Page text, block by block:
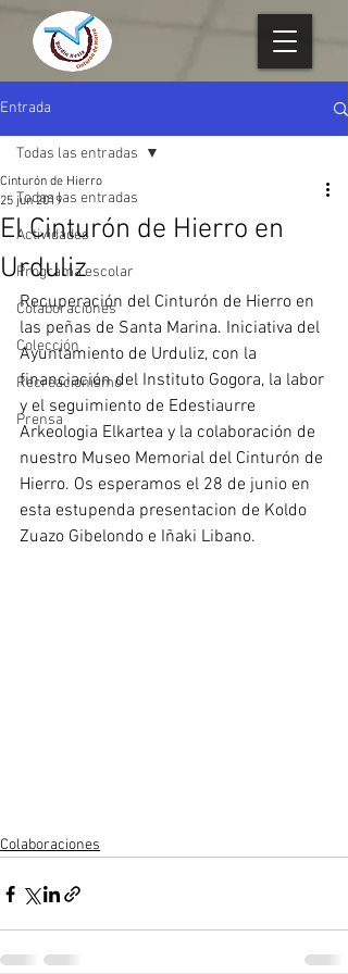
Entrada
Todas las entradas
Actividades
Programa escolar
Colaboraciones
Colección
Recreacionismo
Prensa
Todas las entradas
El Cinturón de Hierro en
Urduliz
Cinturón de Hierro
25 jun 2019
Recuperación del Cinturón de Hierro en
las peñas de Santa Marina. Iniciativa del
Ayuntamiento de Urduliz, con la
financiación del Instituto Gogora, la labor
y el seguimiento de Edestiaurre
Arkeologia Elkartea y la colaboración de
nuestro Museo Memorial del Cinturón de
Hierro. Os esperamos el 28 de junio en
esta estupenda presentacion de Koldo
Zuazo Gibelondo e Iñaki Libano.
Colaboraciones